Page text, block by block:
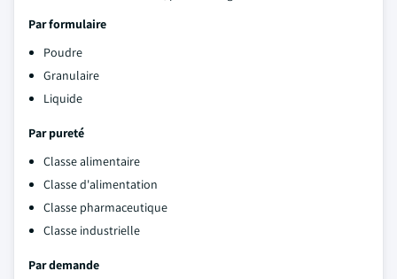
Par formulaire
Poudre
Granulaire
Liquide
Par pureté
Classe alimentaire
Classe d'alimentation
Classe pharmaceutique
Classe industrielle
Par demande